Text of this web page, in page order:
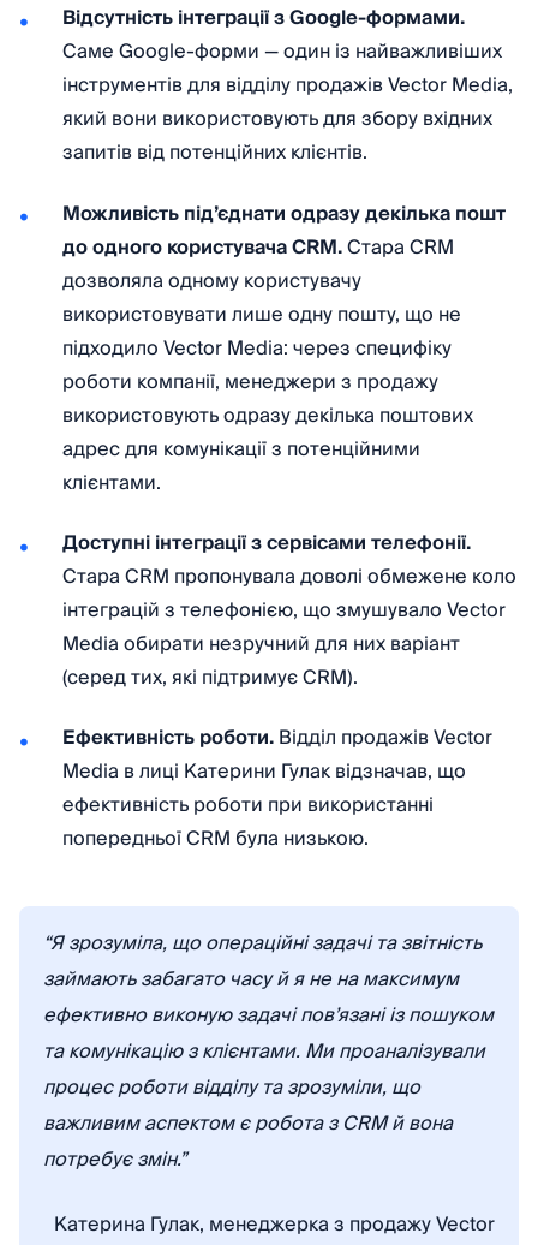
Відсутність інтеграції з Google-формами.
Саме Google-форми — один із найважливіших
інструментів для відділу продажів Vector Media,
який вони використовують для збору вхідних
запитів від потенційних клієнтів.
Можливість під’єднати одразу декілька пошт
до одного користувача CRM.Стара CRM
дозволяла одному користувачу
використовувати лише одну пошту, що не
підходило Vector Media: через специфіку
роботи компанії, менеджери з продажу
використовують одразу декілька поштових
адрес для комунікації з потенційними
клієнтами.
Доступні інтеграції з сервісами телефонії.
Стара CRM пропонувала доволі обмежене коло
інтеграцій з телефонією, що змушувало Vector
Media обирати незручний для них варіант
(серед тих, які підтримує CRM).
Ефективність роботи.Відділ продажів Vector
Media в лиці Катерини Гулак відзначав, що
ефективність роботи при використанні
попередньої CRM була низькою.
“Я зрозуміла, що операційні задачі та звітність
займають забагато часу й я не на максимум
ефективно виконую задачі пов’язані із пошуком
та комунікацію з клієнтами. Ми проаналізували
процес роботи відділу та зрозуміли, що
важливим аспектом є робота з CRM й вона
потребує змін.”
Катерина Гулак, менеджерка з продажу Vector